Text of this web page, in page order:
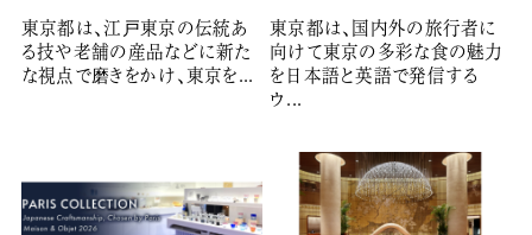
東京都は、江戸東京の伝統あ
る技や老舗の産品などに新た
な視点で磨きをかけ、東京を...
東京都は、国内外の旅行者に
向けて東京の多彩な食の魅力
を日本語と英語で発信する
ウ...